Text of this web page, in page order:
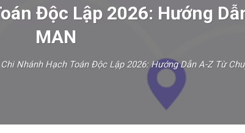
Độc Lập 2026: Hướng
MAN
Nhánh Hạch Toán Độc Lập 2026: Hướng Dẫn A-Z Từ